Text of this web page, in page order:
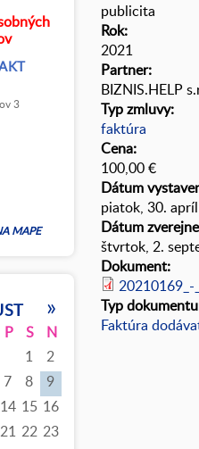
3
MAPE
»
P S
N
1
2
7 8
9
14 15 16
21 22 23
publicita
Rok:
2021
Partner:
BIZNIS.HELP
Typ zmluvy:
faktúra
Cena:
100,00 €
Dátum
piatok, 30.
Dátum
štvrtok, 2.
Dokument:
20210169_-
Typ
Faktúra